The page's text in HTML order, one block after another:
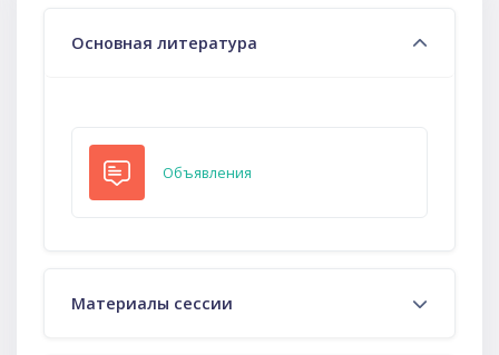
Основная литература
Объявления
Материалы сессии